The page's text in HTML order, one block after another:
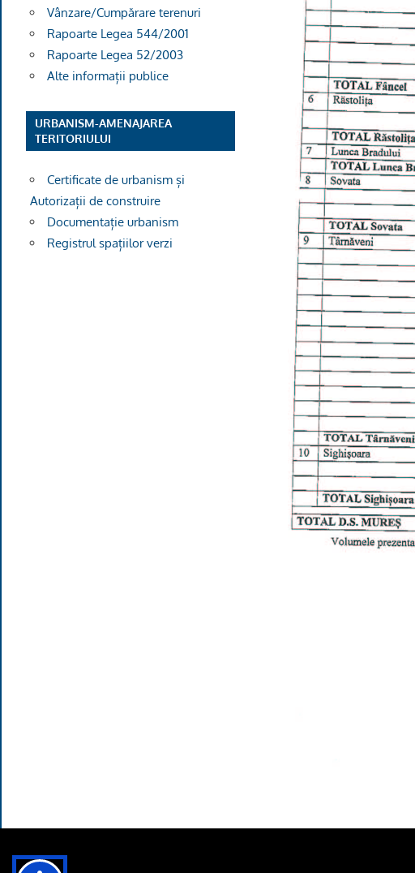
Vânzare/Cumpărare terenuri
Rapoarte Legea 544/2001
Rapoarte Legea 52/2003
Alte informații publice
URBANISM-AMENAJAREA
TERITORIULUI
Certificate de urbanism și
Autorizații de construire
Documentație urbanism
Registrul spațiilor verzi